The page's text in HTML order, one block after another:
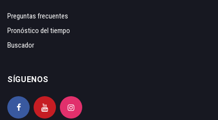
Preguntas frecuentes
Pronóstico del tiempo
Buscador
SÍGUENOS